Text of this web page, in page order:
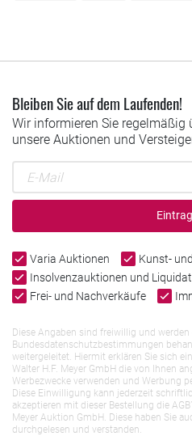
Bleiben Sie auf dem Laufenden!
Wir informieren Sie regelmäßig
unsere Auktionen und
Varia Auktionen
Kunst-
Insolvenzauktionen und
Frei- und Nachverkäufe
Diese Angaben sind freiwillig und werden
Bundesdatenschutzbestimmungen
weitergeleitet. Hiermit erklären Sie sich
Walter H.F. Meyer GmbH die von Ihnen
Werbezwecke verwenden und Werbung
Diese Einwilligung kann jederzeit
akzeptieren mit dieser Bestellung die
Meyer Auktion GmbH. Diese haben Sie
durchgelesen und verstanden.